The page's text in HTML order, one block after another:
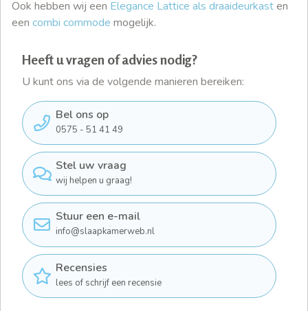
Ook hebben wij een Elegance Lattice als draaideurkasten
een combi commode mogelijk.
Heeft u vragen of advies nodig?
U kunt ons via de volgende manieren bereiken:
Bel ons op
0575 - 51 41 49
Stel uw vraag
wij helpen u graag!
Stuur een e-mail
info@slaapkamerweb.nl
Recensies
lees of schrijf een recensie